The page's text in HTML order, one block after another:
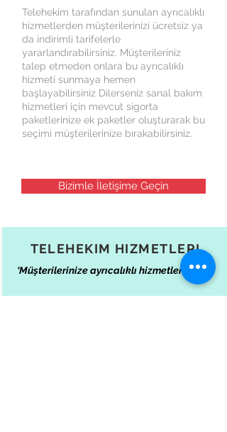
Telehekim tarafından sunulan ayrıcalıklı
hizmetlerden müşterilerinizi ücretsiz ya
da indirimli tarifelerle
yararlandırabilirsiniz. Müşterileriniz
talep etmeden onlara bu ayrıcalıklı
hizmeti sunmaya hemen
başlayabilirsiniz Dilerseniz sanal bakım
hizmetleri için mevcut sigorta
paketlerinize ek paketler oluşturarak bu
seçimi müşterilerinize bırakabilirsiniz.
Bizimle İletişime Geçin
TELEHEKIM HIZMETLERI
‘Müşterilerinize ayrıcalıklı hizmetler sunun’